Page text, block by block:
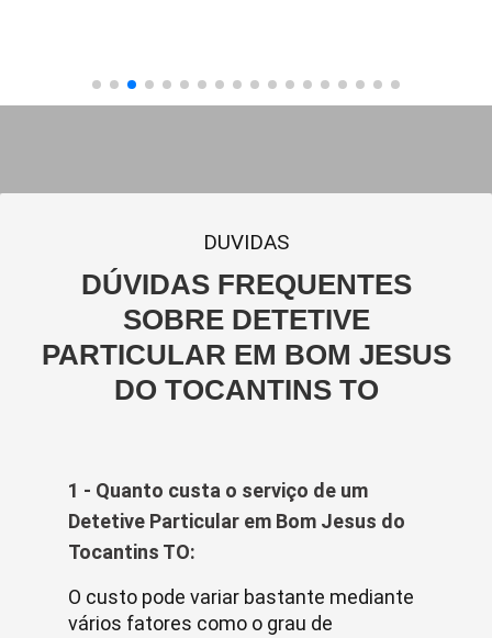
DUVIDAS
DÚVIDAS FREQUENTES
SOBRE DETETIVE
PARTICULAR EM BOM JESUS
DO TOCANTINS TO
1 - Quanto custa o serviço de um
Detetive Particular em Bom Jesus do
Tocantins TO:
O custo pode variar bastante mediante
vários fatores como o grau de